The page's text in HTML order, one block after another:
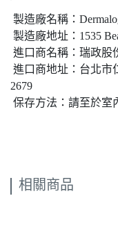
製造廠名稱：
製造廠地址：1535
進口商名稱：瑞政股
進口商地址：台北市
2679
保存方法：請至於室
相關商品